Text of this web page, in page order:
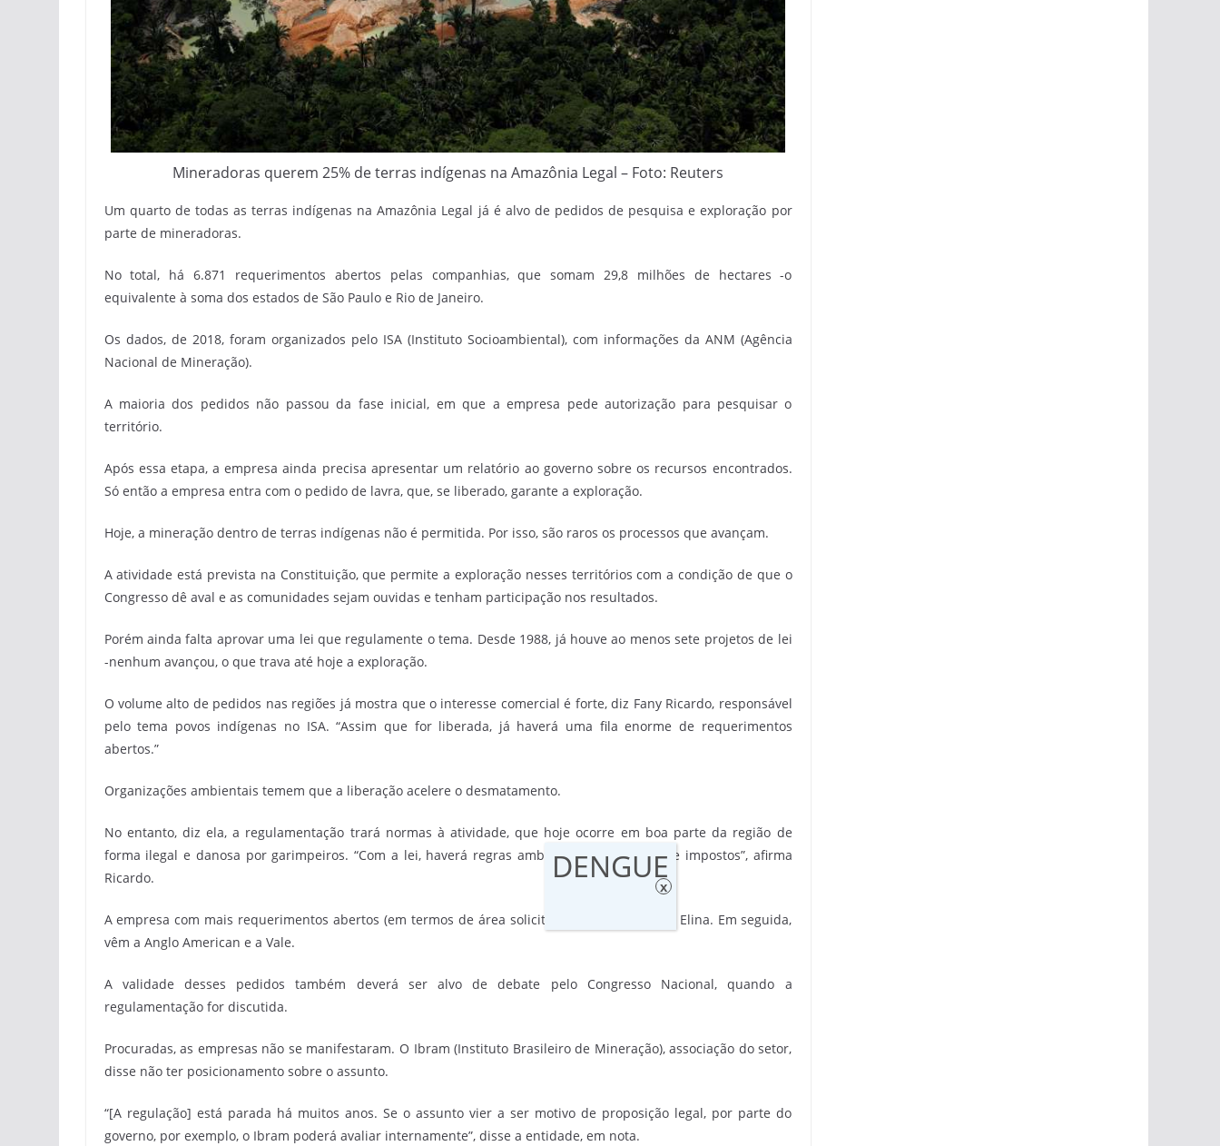
Mineradoras querem 25% de terras indígenas na Amazônia Legal – Foto: Reuters
Um quarto de todas as terras indígenas na Amazônia Legal já é alvo de pedidos de pesquisa e exploração por
parte de mineradoras.
No total, há 6.871 requerimentos abertos pelas companhias, que somam 29,8 milhões de hectares -o
equivalente à soma dos estados de São Paulo e Rio de Janeiro.
Os dados, de 2018, foram organizados pelo ISA (Instituto Socioambiental), com informações da ANM (Agência
Nacional de Mineração).
A maioria dos pedidos não passou da fase inicial, em que a empresa pede autorização para pesquisar o
território.
Após essa etapa, a empresa ainda precisa apresentar um relatório ao governo sobre os recursos encontrados.
Só então a empresa entra com o pedido de lavra, que, se liberado, garante a exploração.
Hoje, a mineração dentro de terras indígenas não é permitida. Por isso, são raros os processos que avançam.
A atividade está prevista na Constituição, que permite a exploração nesses territórios com a condição de que o
Congresso dê aval e as comunidades sejam ouvidas e tenham participação nos resultados.
Porém ainda falta aprovar uma lei que regulamente o tema. Desde 1988, já houve ao menos sete projetos de lei
-nenhum avançou, o que trava até hoje a exploração.
O volume alto de pedidos nas regiões já mostra que o interesse comercial é forte, diz Fany Ricardo, responsável
pelo tema povos indígenas no ISA. “Assim que for liberada, já haverá uma fila enorme de requerimentos
abertos.”
Organizações ambientais temem que a liberação acelere o desmatamento.
No entanto, diz ela, a regulamentação trará normas à atividade, que hoje ocorre em boa parte da região de
forma ilegal e danosa por garimpeiros. “Com a lei, haverá regras ambientais e cobrança de impostos”, afirma
Ricardo.
A empresa com mais requerimentos abertos (em termos de área solicitada) é o grupo Santa Elina. Em seguida,
vêm a Anglo American e a Vale.
A validade desses pedidos também deverá ser alvo de debate pelo Congresso Nacional, quando a
regulamentação for discutida.
Procuradas, as empresas não se manifestaram. O Ibram (Instituto Brasileiro de Mineração), associação do setor,
disse não ter posicionamento sobre o assunto.
“[A regulação] está parada há muitos anos. Se o assunto vier a ser motivo de proposição legal, por parte do
governo, por exemplo, o Ibram poderá avaliar internamente”, disse a entidade, em nota.
DENGUE
x